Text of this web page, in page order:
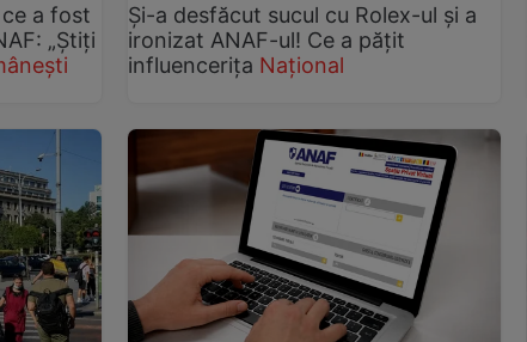
a fost
„Știți
Și-a desfăcut sucul cu Rolex-ul și a
ironizat ANAF-ul! Ce a pățit
influencerița Național